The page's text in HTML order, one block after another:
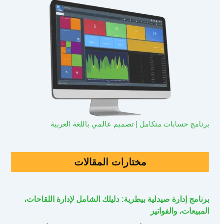
برنامج حسابات متكامل | تصميم عالمي باللغة العربية
مختارات المقالات
برنامج إدارة صيدلية بيطرية: دليلك الشامل لإدارة اللقاحات،
المبيعات، والفواتير